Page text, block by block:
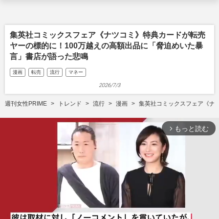
集英社コミックスフェア《ナツコミ》特典カードが転売
ヤーの標的に！100万越えの高額出品に「脅迫めいた暴
言」書店が語った悲鳴
漫画 転売 流行 マネー
2026/7/3
週刊女性PRIME トレンド 流行 漫画 集英社コミックスフェア《ナ
arrow_forward_ios もっと読む